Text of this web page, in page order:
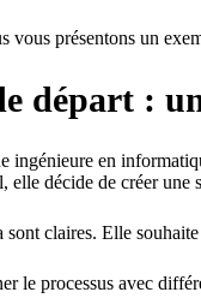
vous présentons un
départ :
ingénieure en
elle décide de créer une
sont claires. Elle
le processus avec